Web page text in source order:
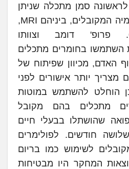
סמן מתכלה שניתן
לצפייה במכשירי ההדמיה המקובלים, ביניהם MRI,
אולטרסאונד, ו-CT. פרופ' דומב וצוותו
השתמשו בחומרים מתכלים
האדם, מכיוון שפיתוח של
מצריך יותר אישורים לפני
הוחלט להשתמש במוטות
מתכלים בהם מקובל
שהושתלו בבעלי חיים
חודשים. לפולימרים
לשימוש כמו בריום
המחקר היו מבטיחות